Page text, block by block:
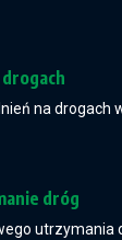
na drogach
dróg
utrzymania